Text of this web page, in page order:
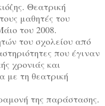
Θεατρική
μαθητές του
του 2008.
του σχολείου από
που έγιναν
χρονιάς και
με τη θεατρική
της παράστασης.